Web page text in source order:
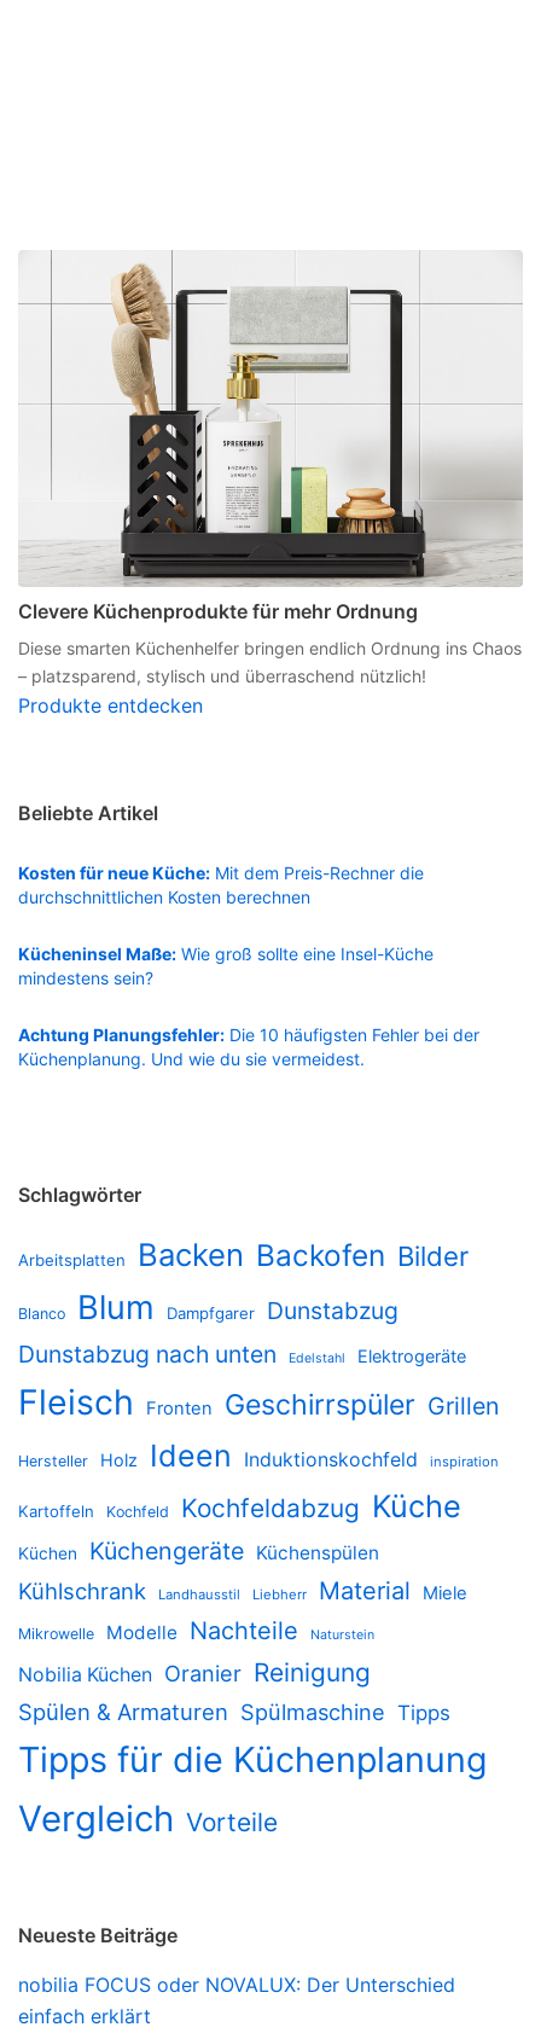
Clevere Küchenprodukte für mehr Ordnung
Diese smarten Küchenhelfer bringen endlich Ordnung ins Chaos
– platzsparend, stylisch und überraschend nützlich!
Produkte entdecken
Beliebte Artikel
Kosten für neue Küche: Mit dem Preis-Rechner die
durchschnittlichen Kosten berechnen
Kücheninsel Maße: Wie groß sollte eine Insel-Küche
mindestens sein?
Achtung Planungsfehler: Die 10 häufigsten Fehler bei der
Küchenplanung. Und wie du sie vermeidest.
Schlagwörter
Arbeitsplatten Backen Backofen Bilder
Blanco Blum Dampfgarer
Dunstabzug
Dunstabzug nach unten
Edelstahl Elektrogeräte
Fleisch Fronten Geschirrspüler Grillen
Hersteller Holz Ideen Induktionskochfeld inspiration
Kartoffeln Kochfeld Kochfeldabzug Küche
Küchen Küchengeräte Küchenspülen
Kühlschrank Landhausstil Liebherr Material Miele
Mikrowelle Modelle Nachteile Naturstein
Nobilia Küchen Oranier Reinigung
Spülen & Armaturen Spülmaschine Tipps
Tipps für die Küchenplanung
Vergleich Vorteile
Neueste Beiträge
nobilia FOCUS oder NOVALUX: Der Unterschied
einfach erklärt